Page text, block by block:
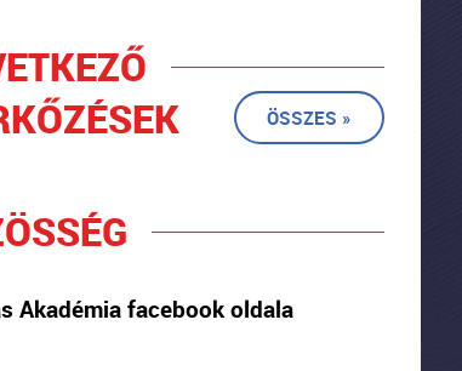
ÖSSZES »
Akadémia facebook oldala